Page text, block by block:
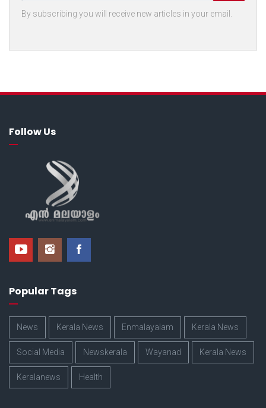
By subscribing you will receive new articles in your email.
Follow Us
Popular Tags
News Kerala News Enmalayalam Kerala News
Social Media Newskerala Wayanad Kerala News
Keralanews Health